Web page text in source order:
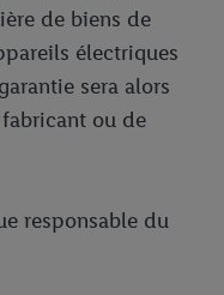
de biens de
électriques
sera alors
ou de
responsable du